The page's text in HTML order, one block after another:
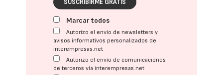
SUSCRIBIRME GRATIS
Marcar todos
Autorizo el envío de newsletters y
avisos informativos personalizados de
interempresas.net
Autorizo el envío de comunicaciones
de terceros vía interempresas.net